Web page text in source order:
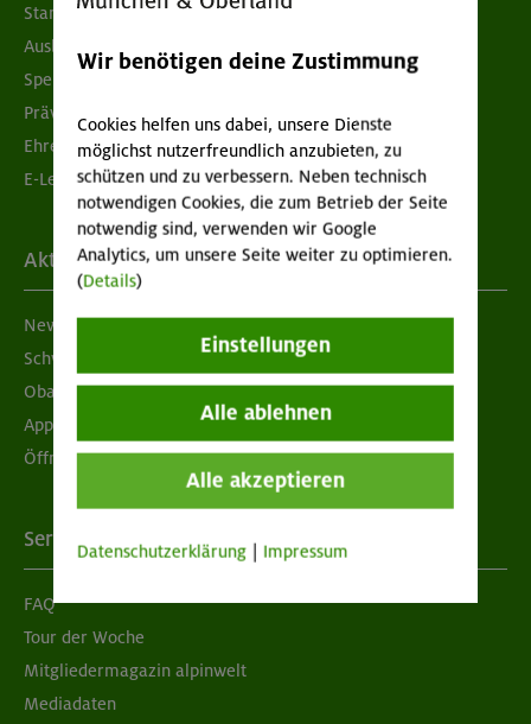
Standorte
Ausbildung & Jobs
Spenden
Prävention sexualisierter Gewalt
Ehrenamtsbörse
E-Learning
Aktuelles
Newsletter
Schwarzes Brett
Obacht geben!
App "Mein DAV+"
Öffnungszeiten
Services
FAQ
Tour der Woche
Mitgliedermagazin alpinwelt
Mediadaten
Wir benötigen deine Zustimmung
Cookies helfen uns dabei, unsere Dienste
möglichst nutzerfreundlich anzubieten, zu
schützen und zu verbessern. Neben technisch
notwendigen Cookies, die zum Betrieb der Seite
notwendig sind, verwenden wir Google
Analytics, um unsere Seite weiter zu optimieren.
(Details)
Einstellungen
Alle ablehnen
Alle akzeptieren
Datenschutzerklärung Impressum